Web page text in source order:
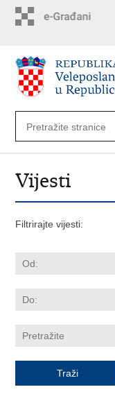
Vijesti
Filtrirajte vijesti: